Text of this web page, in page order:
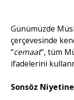
Günümüzde
çerçevesinde
“cemaat”, tüm
ifadelerini
Sonsöz